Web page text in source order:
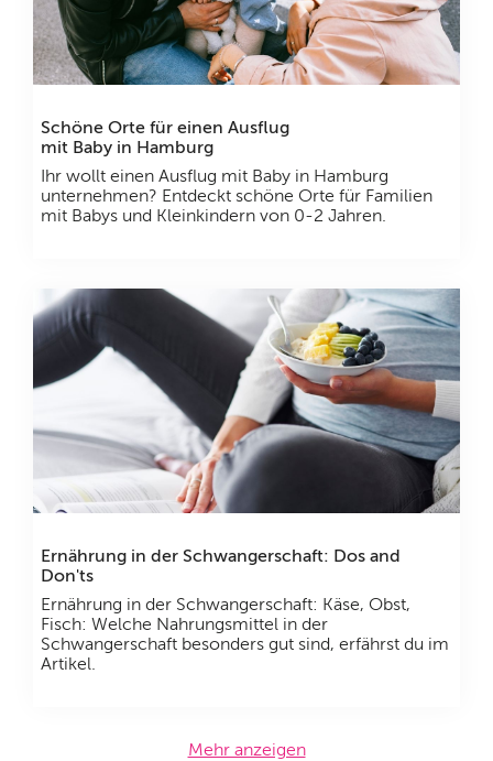
Schöne Orte für einen Ausflug
mit Baby in Hamburg
Ihr wollt einen Ausflug mit Baby in Hamburg
unternehmen? Entdeckt schöne Orte für Familien
mit Babys und Kleinkindern von 0-2 Jahren.
Ernährung in der Schwangerschaft: Dos and
Don'ts
Ernährung in der Schwangerschaft: Käse, Obst,
Fisch: Welche Nahrungsmittel in der
Schwangerschaft besonders gut sind, erfährst du im
Artikel.
Mehr anzeigen